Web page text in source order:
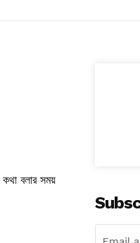
কথা বলার সময়